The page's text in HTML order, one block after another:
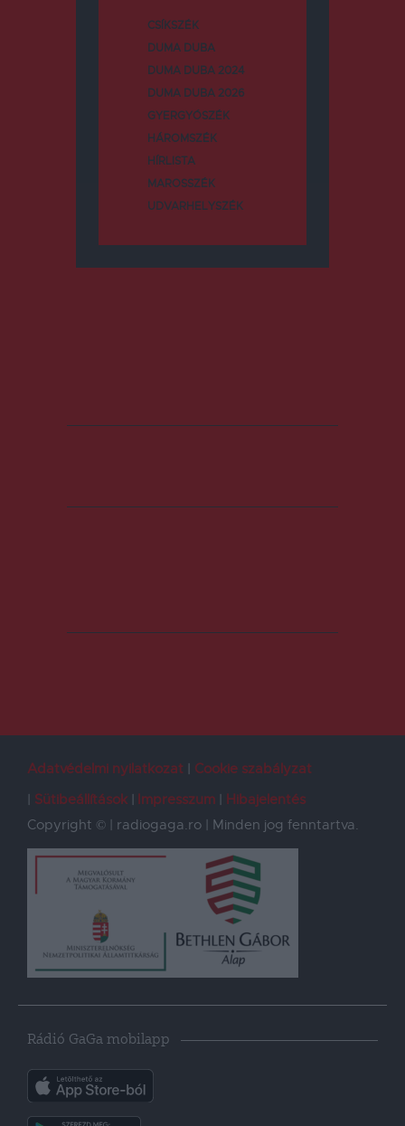
CSÍKSZÉK
DUMA DUBA
DUMA DUBA 2024
DUMA DUBA 2026
GYERGYÓSZÉK
HÁROMSZÉK
HÍRLISTA
MAROSSZÉK
UDVARHELYSZÉK
Adatvédelmi nyilatkozat
Cookie szabályzat
Sütibeállítások
Impresszum
Hibajelentés
Copyright © | radiogaga.ro | Minden jog fenntartva.
Rádió GaGa mobilapp